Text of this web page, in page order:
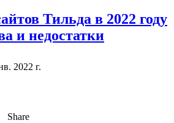
Тильда в 2022 году
и недостатки
2022 г.
Share